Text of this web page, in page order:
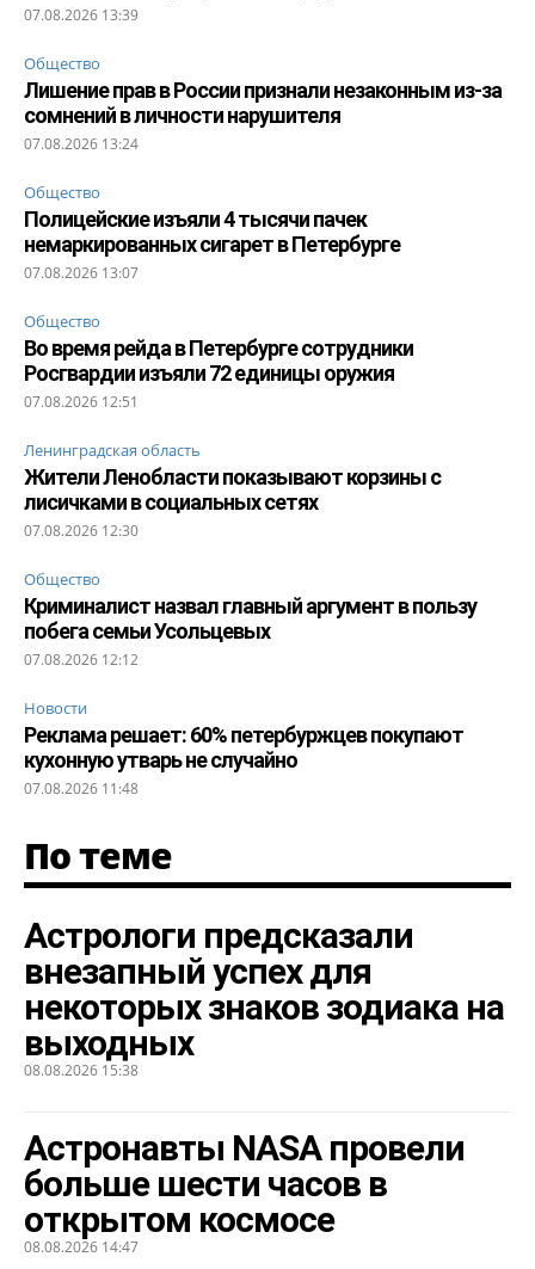
07.08.2026 13:39
Общество
Лишение прав в России признали незаконным из-за
сомнений в личности нарушителя
07.08.2026 13:24
Общество
Полицейские изъяли 4 тысячи пачек
немаркированных сигарет в Петербурге
07.08.2026 13:07
Общество
Во время рейда в Петербурге сотрудники
Росгвардии изъяли 72 единицы оружия
07.08.2026 12:51
Ленинградская область
Жители Ленобласти показывают корзины с
лисичками в социальных сетях
07.08.2026 12:30
Общество
Криминалист назвал главный аргумент в пользу
побега семьи Усольцевых
07.08.2026 12:12
Новости
Реклама решает: 60% петербуржцев покупают
кухонную утварь не случайно
07.08.2026 11:48
По теме
Астрологи предсказали
внезапный успех для
некоторых знаков зодиака на
выходных
08.08.2026 15:38
Астронавты NASA провели
больше шести часов в
открытом космосе
08.08.2026 14:47